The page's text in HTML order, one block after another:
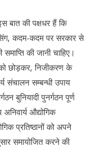
बात की पक्षधर हैं कि
कदम-कदम पर सरकार से
की जानी चाहिए।
छोड़कर, निजीकरण के
संचालन सम्बन्धी उपाय
बुनियादी पुनर्गठन पूर्ण
औद्योगिक
प्रतिष्ठानों को अपने
समायोजित करने की